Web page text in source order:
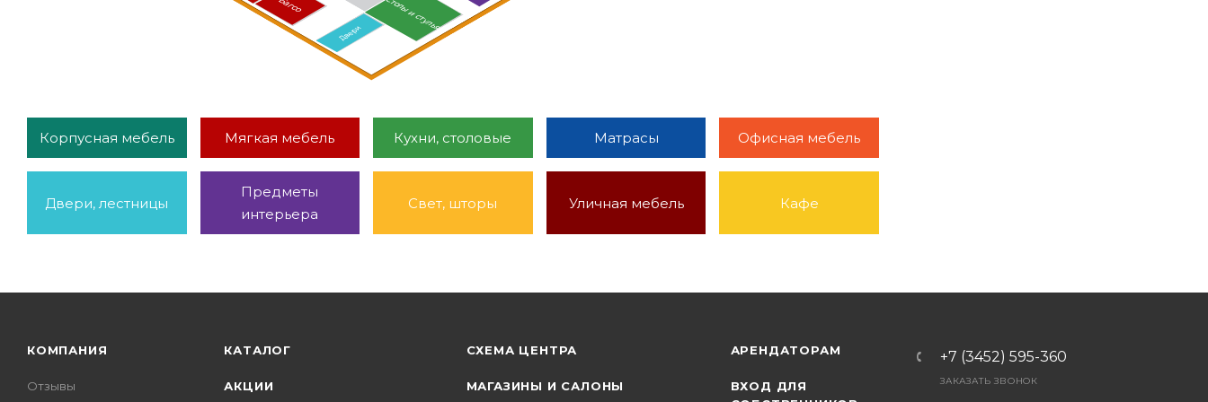
Багсо Столы и стулья
Двери
Корпусная мебель Мягкая мебель Кухни, столовые Матрасы Офисная мебель
Двери, лестницы
Предметы
интерьера
Свет, шторы Уличная мебель Кафе
КОМПАНИЯ
Отзывы
КАТАЛОГ
АКЦИИ
СХЕМА ЦЕНТРА
МАГАЗИНЫ И САЛОНЫ
АРЕНДАТОРАМ
ВХОД ДЛЯ
+7 (3452) 595-360
ЗАКАЗАТЬ ЗВОНОК